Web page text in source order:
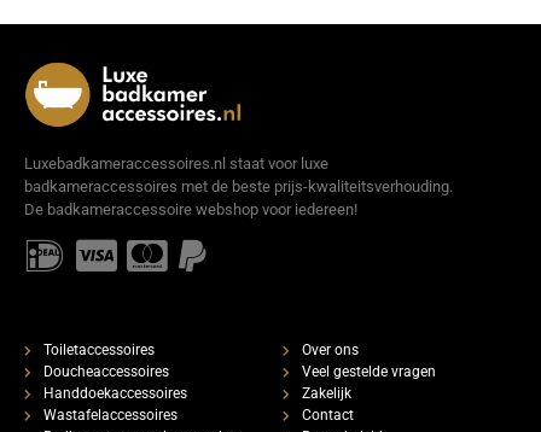
Luxebadkameraccessoires.nl staat voor luxe
badkameraccessoires met de beste prijs-kwaliteitsverhouding.
De badkameraccessoire webshop voor iedereen!
Toiletaccessoires
Doucheaccessoires
Handdoekaccessoires
Wastafelaccessoires
Over ons
Veel gestelde vragen
Zakelijk
Contact